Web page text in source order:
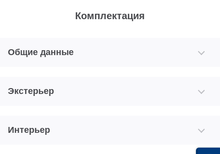
Комплектация
Общие данные
Экстерьер
Интерьер